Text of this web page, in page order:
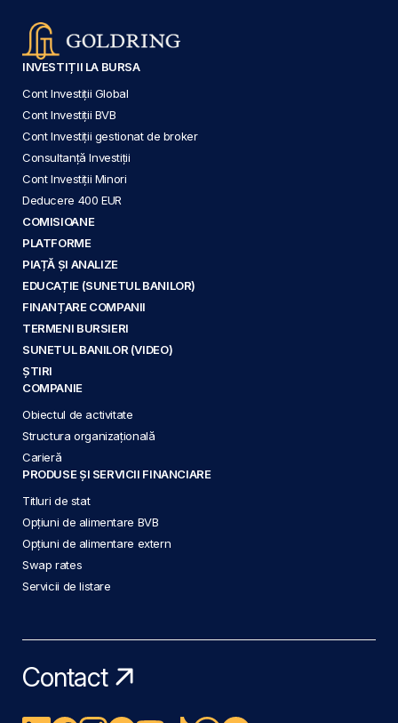
INVESTIȚII LA BURSA
Cont Investiții Global
Cont Investiții BVB
Cont Investiții gestionat de broker
Consultanță Investiții
Cont Investiții Minori
Deducere 400 EUR
COMISIOANE
PLATFORME
PIAȚĂ ȘI ANALIZE
EDUCAȚIE (SUNETUL BANILOR)
FINANȚARE COMPANII
TERMENI BURSIERI
SUNETUL BANILOR (VIDEO)
ȘTIRI
COMPANIE
Obiectul de activitate
Structura organizațională
Carieră
PRODUSE ȘI SERVICII FINANCIARE
Titluri de stat
Opțiuni de alimentare BVB
Opțiuni de alimentare extern
Swap rates
Servicii de listare
Contact